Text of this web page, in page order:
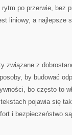
po przerwie, bez
liniowy, a najlepsze
związane z
by budować
bo często to
pojawia się
i bezpieczeństwo